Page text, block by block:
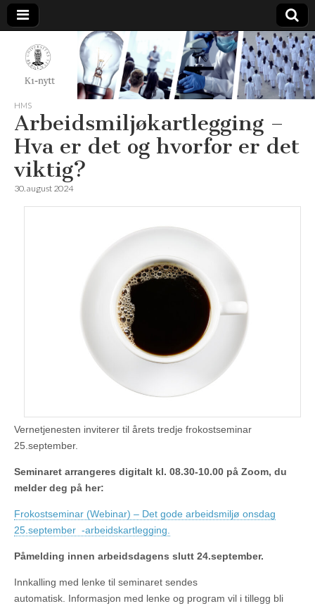
K1-
Nytt
HMS
Arbeidsmiljøkartlegging –
Hva er det og hvorfor er det
viktig?
30. august 2024
Vernetjenesten inviterer til årets tredje frokostseminar
25.september.
Seminaret arrangeres digitalt kl. 08.30-10.00 på Zoom, du
melder deg på her:
Frokostseminar (Webinar) – Det gode arbeidsmiljø onsdag
25.september -arbeidskartlegging.
Påmelding innen arbeidsdagens slutt 24.september.
Innkalling med lenke til seminaret sendes
automatisk. Informasjon med lenke og program vil i tillegg bli